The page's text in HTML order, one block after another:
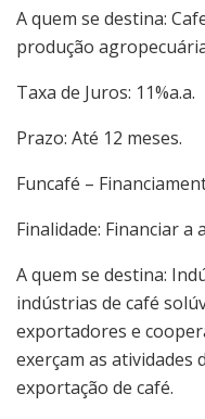
A quem se destina:
produção
Taxa de Juros: 11%a.a.
Prazo: Até 12 meses.
Funcafé –
Finalidade: Financiar a
A quem se destina:
indústrias de café
exportadores e
exerçam as
exportação de café.